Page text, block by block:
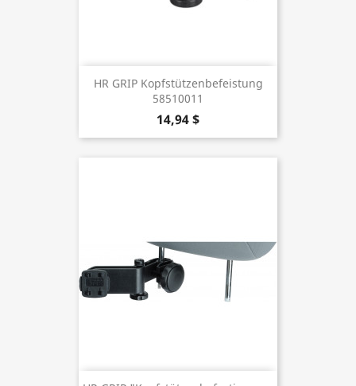
HR GRIP Kopfstützenbefeistung
58510011
14,94 $